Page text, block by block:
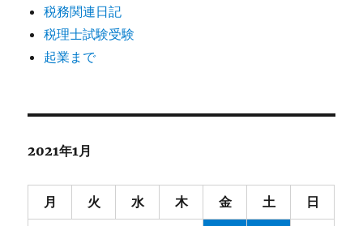
税務関連日記
税理士試験受験
起業まで
2021年1月
月 火 水 木 金 土 日